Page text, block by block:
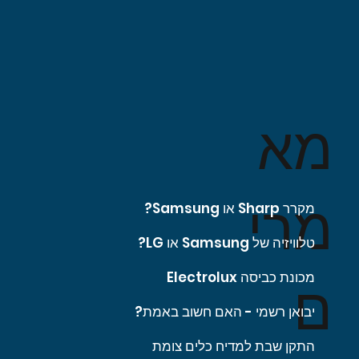
מא
מרי
ם
מקרר Sharp או Samsung?
טלוויזיה של Samsung או LG?
מכונת כביסה Electrolux
יבואן רשמי - האם חשוב באמת?
התקן שבת למדיח כלים צומת